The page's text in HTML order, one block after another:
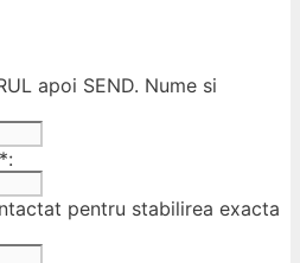
apoi SEND. Nume si
pentru stabilirea exacta